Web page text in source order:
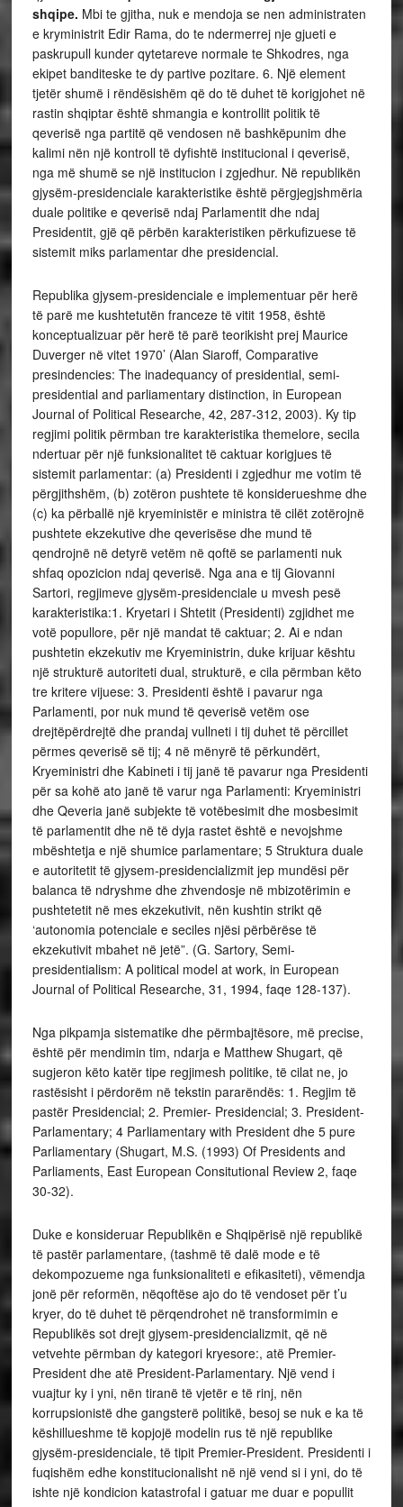
shqipe. Mbi te gjitha, nuk e mendoja se nen administraten
e kryministrit Edir Rama, do te ndermerrej nje gjueti e
paskrupull kunder qytetareve normale te Shkodres, nga
ekipet banditeske te dy partive pozitare. 6. Një element
tjetër shumë i rëndësishëm që do të duhet të korigjohet në
rastin shqiptar është shmangia e kontrollit politik të
qeverisë nga partitë që vendosen në bashkëpunim dhe
kalimi nën një kontroll të dyfishtë institucional i qeverisë,
nga më shumë se një institucion i zgjedhur. Në republikën
gjysëm-presidenciale karakteristike është përgjegjshmëria
duale politike e qeverisë ndaj Parlamentit dhe ndaj
Presidentit, gjë që përbën karakteristiken përkufizuese të
sistemit miks parlamentar dhe presidencial.
Republika gjysem-presidenciale e implementuar për herë
të parë me kushtetutën franceze të vitit 1958, është
konceptualizuar për herë të parë teorikisht prej Maurice
Duverger në vitet 1970’ (Alan Siaroff, Comparative
presindencies: The inadequancy of presidential, semi-
presidential and parliamentary distinction, in European
Journal of Political Researche, 42, 287-312, 2003). Ky tip
regjimi politik përmban tre karakteristika themelore, secila
ndertuar për një funksionalitet të caktuar korigjues të
sistemit parlamentar: (a) Presidenti i zgjedhur me votim të
përgjithshëm, (b) zotëron pushtete të konsiderueshme dhe
(c) ka përballë një kryeministër e ministra të cilët zotërojnë
pushtete ekzekutive dhe qeverisëse dhe mund të
qendrojnë në detyrë vetëm në qoftë se parlamenti nuk
shfaq opozicion ndaj qeverisë. Nga ana e tij Giovanni
Sartori, regjimeve gjysëm-presidenciale u mvesh pesë
karakteristika:1. Kryetari i Shtetit (Presidenti) zgjidhet me
votë popullore, për një mandat të caktuar; 2. Ai e ndan
pushtetin ekzekutiv me Kryeministrin, duke krijuar kështu
një strukturë autoriteti dual, strukturë, e cila përmban këto
tre kritere vijuese: 3. Presidenti është i pavarur nga
Parlamenti, por nuk mund të qeverisë vetëm ose
drejtëpërdrejtë dhe prandaj vullneti i tij duhet të përcillet
përmes qeverisë së tij; 4 në mënyrë të përkundërt,
Kryeministri dhe Kabineti i tij janë të pavarur nga Presidenti
për sa kohë ato janë të varur nga Parlamenti: Kryeministri
dhe Qeveria janë subjekte të votëbesimit dhe mosbesimit
të parlamentit dhe në të dyja rastet është e nevojshme
mbështetja e një shumice parlamentare; 5 Struktura duale
e autoritetit të gjysem-presidencializmit jep mundësi për
balanca të ndryshme dhe zhvendosje në mbizotërimin e
pushtetetit në mes ekzekutivit, nën kushtin strikt që
‘autonomia potenciale e seciles njësi përbërëse të
ekzekutivit mbahet në jetë”. (G. Sartory, Semi-
presidentialism: A political model at work, in European
Journal of Political Researche, 31, 1994, faqe 128-137).
Nga pikpamja sistematike dhe përmbajtësore, më precise,
është për mendimin tim, ndarja e Matthew Shugart, që
sugjeron këto katër tipe regjimesh politike, të cilat ne, jo
rastësisht i përdorëm në tekstin pararëndës: 1. Regjim të
pastër Presidencial; 2. Premier- Presidencial; 3. President-
Parlamentary; 4 Parliamentary with President dhe 5 pure
Parliamentary (Shugart, M.S. (1993) Of Presidents and
Parliaments, East European Consitutional Review 2, faqe
30-32).
Duke e konsideruar Republikën e Shqipërisë një republikë
të pastër parlamentare, (tashmë të dalë mode e të
dekompozueme nga funksionaliteti e efikasiteti), vëmendja
jonë për reformën, nëqoftëse ajo do të vendoset për t’u
kryer, do të duhet të përqendrohet në transformimin e
Republikës sot drejt gjysem-presidencializmit, që në
vetvehte përmban dy kategori kryesore:, atë Premier-
President dhe atë President-Parlamentary. Një vend i
vuajtur ky i yni, nën tiranë të vjetër e të rinj, nën
korrupsionistë dhe gangsterë politikë, besoj se nuk e ka të
këshillueshme të kopjojë modelin rus të një republike
gjysëm-presidenciale, të tipit Premier-President. Presidenti i
fuqishëm edhe konstitucionalisht në një vend si i yni, do të
ishte një kondicion katastrofal i gatuar me duar e popullit